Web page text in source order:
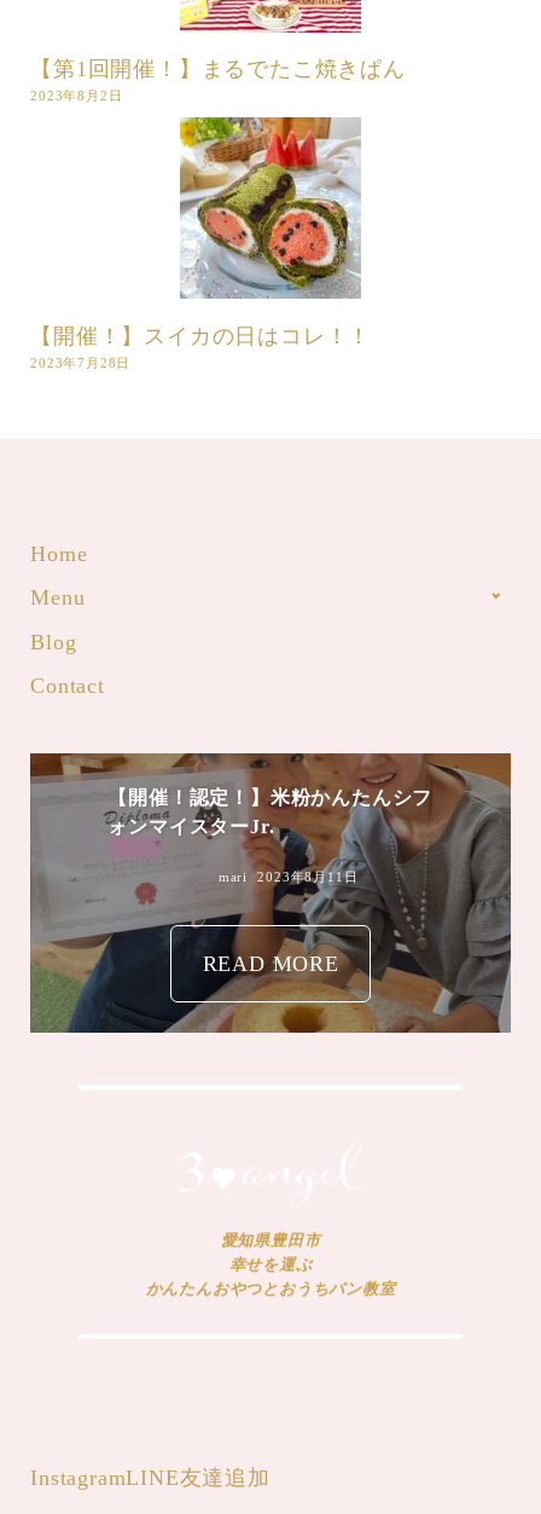
【第1回開催！】まるでたこ焼きぱん
2023年8月2日
【開催！】スイカの日はコレ！！
2023年7月28日
Home
Menu
Blog
Contact
【開催！認定！】米粉かんたんシフ
ォンマイスターJr.
mari 2023年8月11日
READ MORE
愛知県豊田市
幸せを運ぶ
かんたんおやつとおうちパン教室
InstagramLINE友達追加